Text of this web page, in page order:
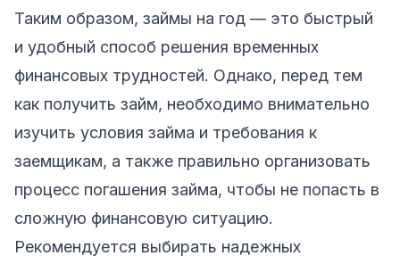
Таким образом, займы на год — это быстрый
и удобный способ решения временных
финансовых трудностей. Однако, перед тем
как получить займ, необходимо внимательно
изучить условия займа и требования к
заемщикам, а также правильно организовать
процесс погашения займа, чтобы не попасть в
сложную финансовую ситуацию.
Рекомендуется выбирать надежных